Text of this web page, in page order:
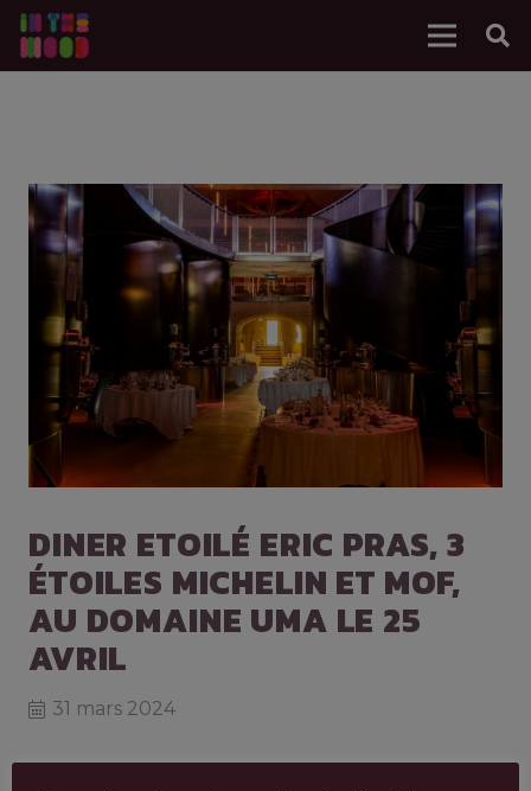
DINER ETOILÉ ERIC PRAS, 3
ÉTOILES MICHELIN ET MOF,
AU DOMAINE UMA LE 25
AVRIL
31 mars 2024